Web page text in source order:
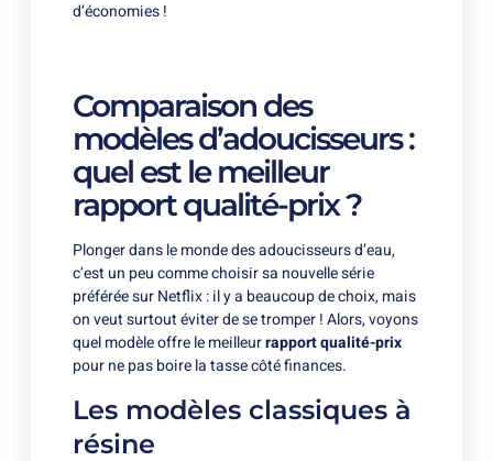
d’économies !
Comparaison des
modèles d’adoucisseurs :
quel est le meilleur
rapport qualité-prix ?
Plonger dans le monde des adoucisseurs d’eau,
c’est un peu comme choisir sa nouvelle série
préférée sur Netflix : il y a beaucoup de choix, mais
on veut surtout éviter de se tromper ! Alors, voyons
quel modèle offre le meilleurrapport qualité-prix
pour ne pas boire la tasse côté finances.
Les modèles classiques à
résine